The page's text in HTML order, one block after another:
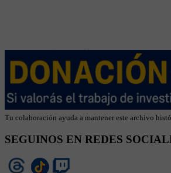
Tu colaboración ayuda a mantener este archivo
SEGUINOS EN REDES